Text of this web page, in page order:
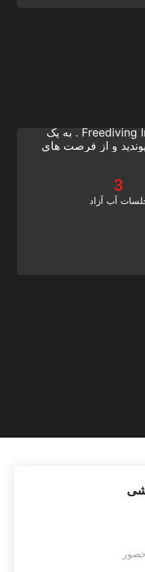
یک Freediving Instructor Trainer SSI . به یک
و از فرصت های
3
آب آزاد